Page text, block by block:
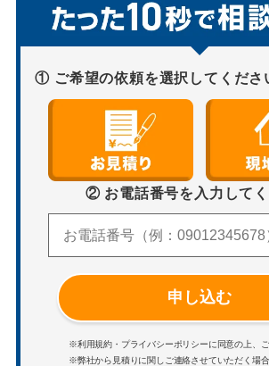
① ご希望の依頼を選択してくださ
② お電話番号を入力して
申し込む
※利用規約・プライバシーポリシーに同意の上、ご
※弊社から見積りに関しご連絡させていただく場合